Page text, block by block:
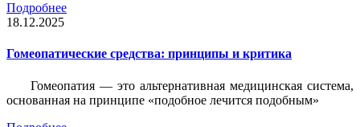
Подробнее
18.12.2025
Гомеопатические средства: принципы и критика
Гомеопатия — это альтернативная медицинская система,
основанная на принципе «подобное лечится подобным»